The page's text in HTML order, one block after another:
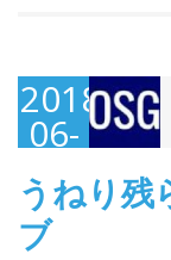
2018-
06-
02
うねり
ブ